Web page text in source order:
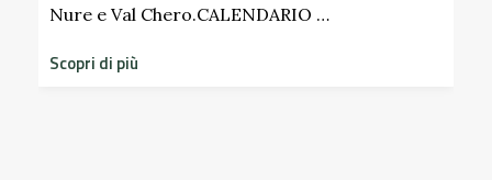
…
Scopri i profumi